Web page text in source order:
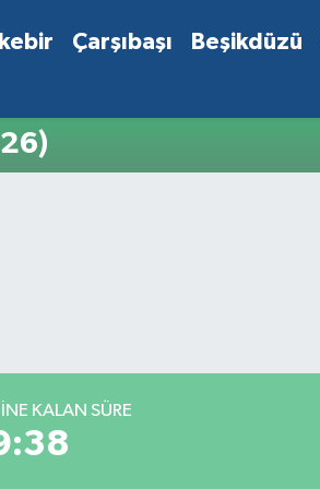
Çarşıbaşı Beşikdüzü
KALAN SÜRE